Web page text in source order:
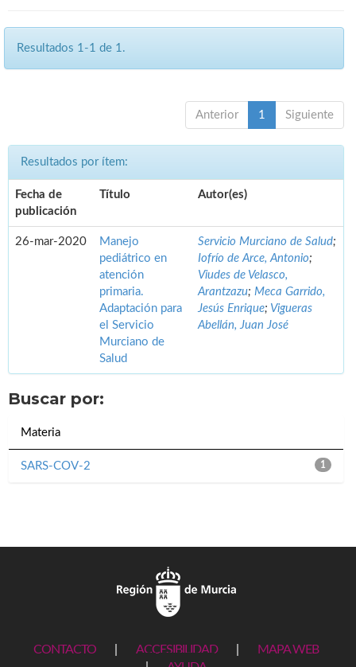
Resultados 1-1 de 1.
Anterior 1 Siguiente
Resultados por ítem:
Fecha de
publicación
Título Autor(es)
26-mar-2020
Manejo
pediátrico en
atención
primaria.
Adaptación para
el Servicio
Murciano de
Salud
Servicio Murciano de Salud;
Iofrío de Arce, Antonio;
Viudes de Velasco,
Arantzazu; Meca Garrido,
Jesús Enrique; Vigueras
Abellán, Juan José
Buscar por:
Materia
1
SARS-COV-2
CONTACTO ACCESIBILIDAD
MAPA WEB